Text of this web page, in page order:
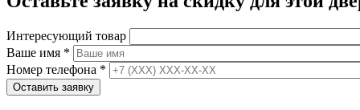
Интересующий товар
Ваше имя *
Номер телефона *